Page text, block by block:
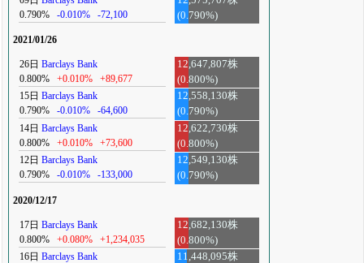
0.790%
-0.010% -72,100
(0.790%)
2021/01/26
26日 Barclays Bank
0.800%
+0.010% +89,677
12,647,807株
(0.800%)
15日 Barclays Bank
0.790%
-0.010% -64,600
12,558,130株
(0.790%)
14日 Barclays Bank
0.800%
+0.010% +73,600
12,622,730株
(0.800%)
12日 Barclays Bank
0.790%
-0.010% -133,000
12,549,130株
(0.790%)
2020/12/17
17日 Barclays Bank
0.800%
+0.080% +1,234,035
12,682,130株
(0.800%)
16日 Barclays Bank
11,448,095株